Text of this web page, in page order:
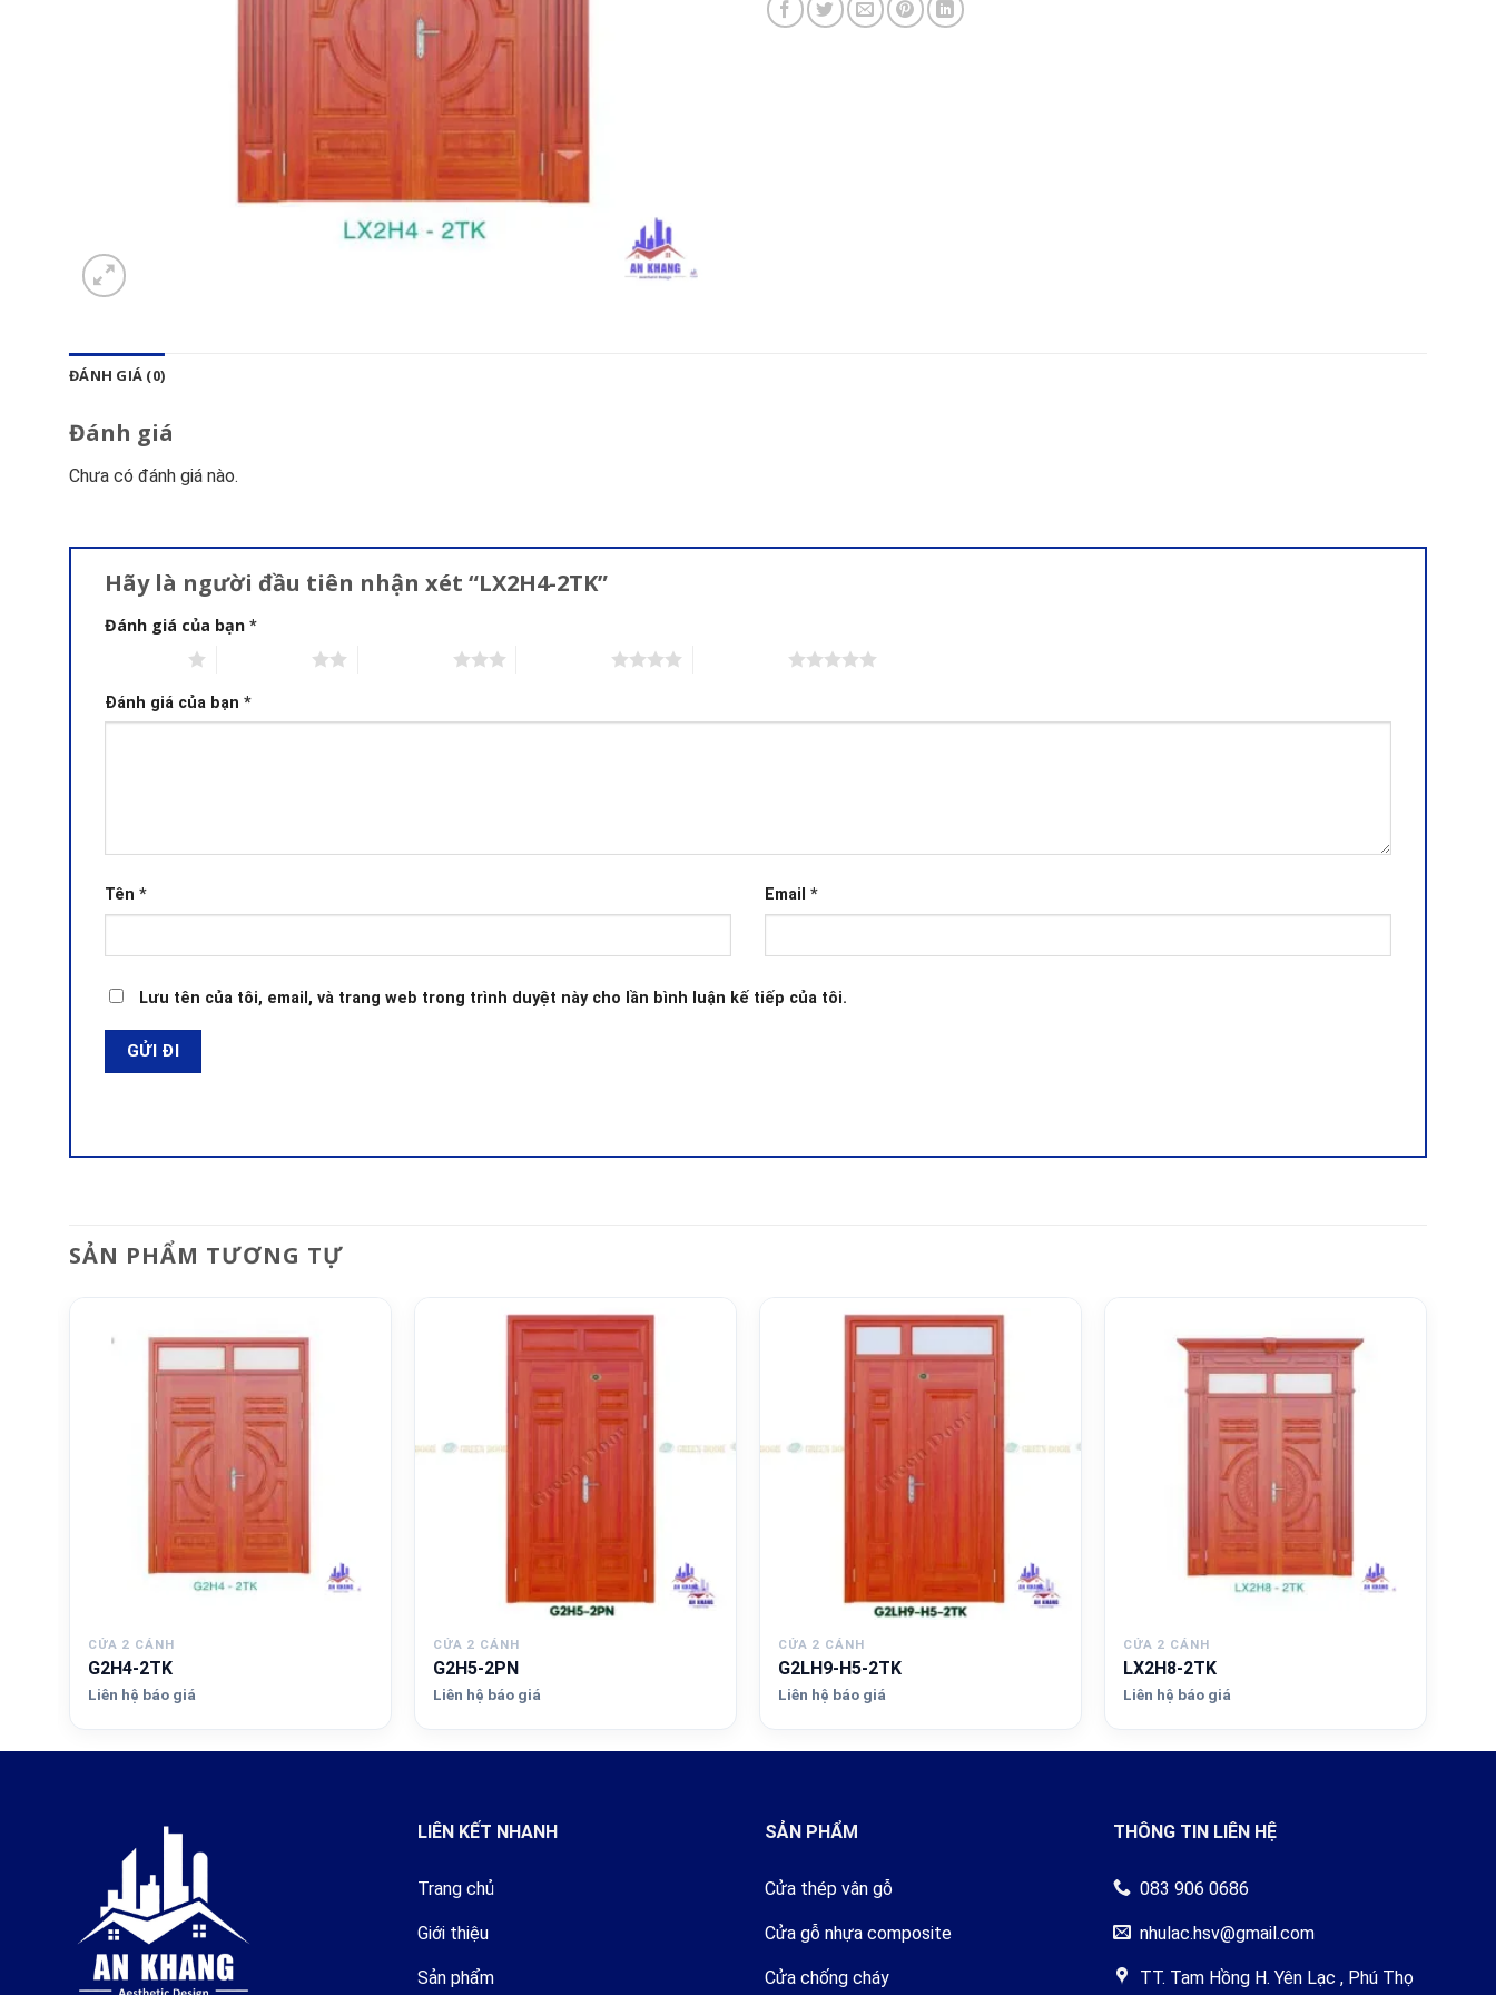
ĐÁNH GIÁ (0)
Đánh giá
Chưa có đánh giá nào.
Hãy là người đầu tiên nhận xét “LX2H4-2TK”
Đánh giá của bạn *
Đánh giá của bạn *
Tên * Email *
Lưu tên của tôi, email, và trang web trong trình duyệt này cho lần bình luận kế tiếp của tôi.
SẢN PHẨM TƯƠNG TỰ
CỬA 2 CÁNH
G2H4-2TK
Liên hệ báo giá
CỬA 2 CÁNH
G2H5-2PN
Liên hệ báo giá
CỬA 2 CÁNH
G2LH9-H5-2TK
Liên hệ báo giá
CỬA 2 CÁNH
LX2H8-2TK
Liên hệ báo giá
LIÊN KẾT NHANH
Trang chủ
Giới thiệu
Sản phẩm
SẢN PHẨM
Cửa thép vân gỗ
Cửa gỗ nhựa composite
Cửa chống cháy
THÔNG TIN LIÊN HỆ
083 906 0686
nhulac.hsv@gmail.com
TT. Tam Hồng H. Yên Lạc , Phú Thọ